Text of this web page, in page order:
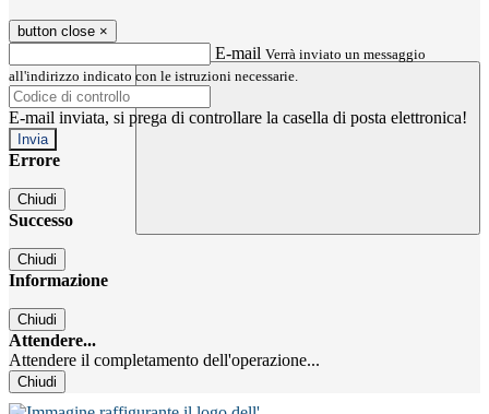
button close ×
E-mail Verrà inviato un messaggio
all'indirizzo indicato con le istruzioni necessarie.
E-mail inviata, si prega di controllare la casella di posta elettronica!
Errore
Chiudi
Successo
Chiudi
Informazione
Chiudi
Attendere...
Attendere il completamento dell'operazione...
Chiudi